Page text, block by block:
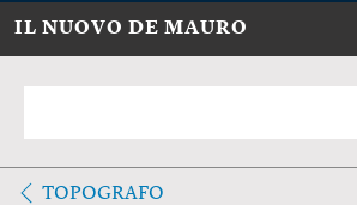
IL NUOVO DE MAURO
TOPOGRAFO